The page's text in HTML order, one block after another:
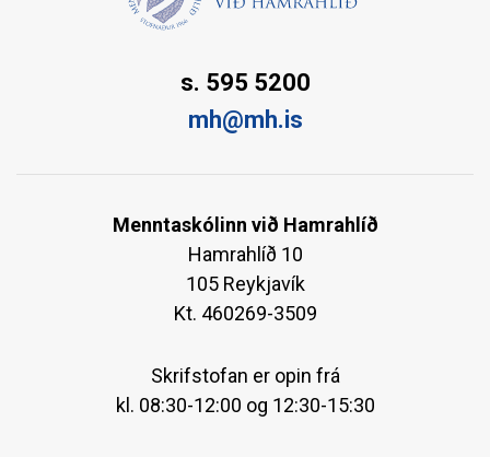
s. 595 5200
mh@mh.is
Menntaskólinn við Hamrahlíð
Hamrahlíð 10
105 Reykjavík
Kt. 460269-3509
Skrifstofan er opin frá
kl. 08:30-12:00 og 12:30-15:30